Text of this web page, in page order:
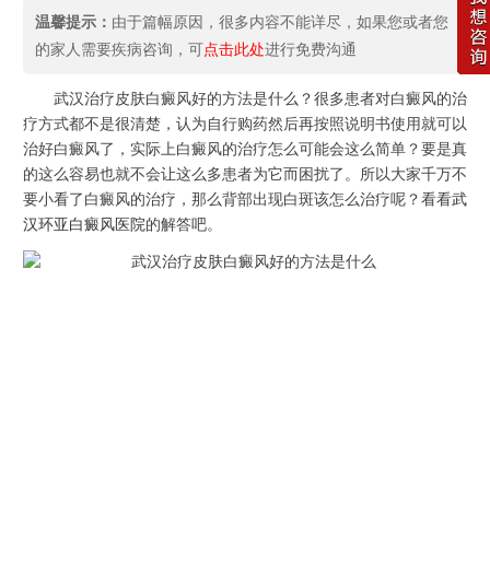
温馨提示： 由于篇幅原因，很多内容不能详尽，如果您或者您
的家人需要疾病咨询，可点击此处进行免费沟通
武汉治疗皮肤白癜风好的方法是什么？很多患者对白癜风的治
疗方式都不是很清楚，认为自行购药然后再按照说明书使用就可以
治好白癜风了，实际上白癜风的治疗怎么可能会这么简单？要是真
的这么容易也就不会让这么多患者为它而困扰了。所以大家千万不
要小看了白癜风的治疗，那么背部出现白斑该怎么治疗呢？看看武
汉环亚白癜风医院的解答吧。